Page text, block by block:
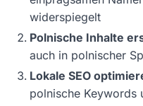
widerspiegelt
Polnische Inhalte
auch in polnischer
Lokale SEO
polnische Keywords